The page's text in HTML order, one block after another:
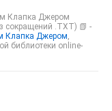
Клапка Джером
сокращений .TXT) 📗 -
Клапка Джером,
библиотеки online-